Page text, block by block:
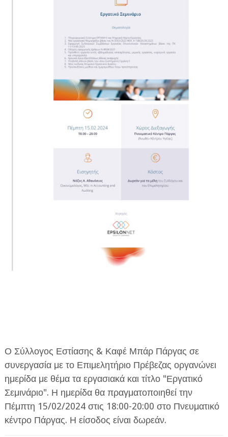
ΕΦΗΜΕΡΙΔΑ Η ΠΑΡΓΑ
Ο Σύλλογος Εστίασης & Καφέ Μπάρ Πάργας σε
συνεργασία με το Επιμελητήριο Πρέβεζας οργανώνει
ημερίδα με θέμα τα εργασιακά και τίτλο "Εργατικό
Σεμινάριο". Η ημερίδα θα πραγματοποιηθεί την
Πέμπτη 15/02/2024 στις 18:00-20:00 στο Πνευματικό
κέντρο Πάργας. Η είσοδος είναι δωρεάν.